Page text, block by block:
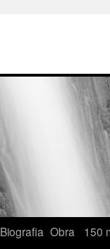
Biografia Obra
150